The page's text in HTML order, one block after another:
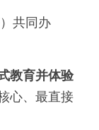
共同办
教育并体验
心、最直接